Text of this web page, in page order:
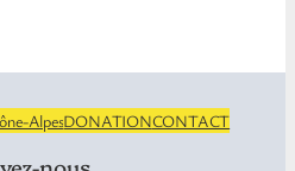
AlpesDONATIONCONTACT